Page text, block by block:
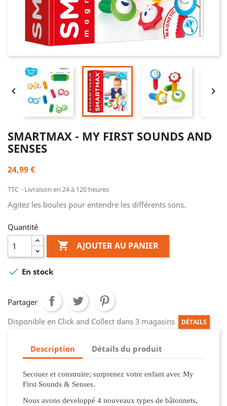
 
SMARTMAX - MY FIRST SOUNDS AND
SENSES
24,99 €
TTC Livraison en 24 à 120 heures
Agitez les boules pour entendre les différents sons.
Quantité
 AJOUTER AU PANIER
 En stock
Partager
Disponible en Click and Collect dans 3 magasins
DÉTAILS
Description Détails du produit
Secouer et construire; surprenez votre enfant avec My
First Sounds & Senses.
Nous avons developpé 4 nouveaux types de bâtonnets,